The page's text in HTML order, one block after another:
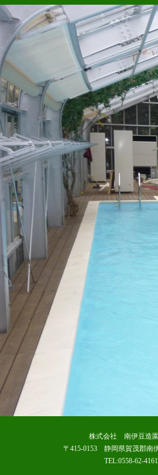
株式会社 南伊豆造
〒415-0153 静岡県賀茂郡南
TEL:0558-62-4161